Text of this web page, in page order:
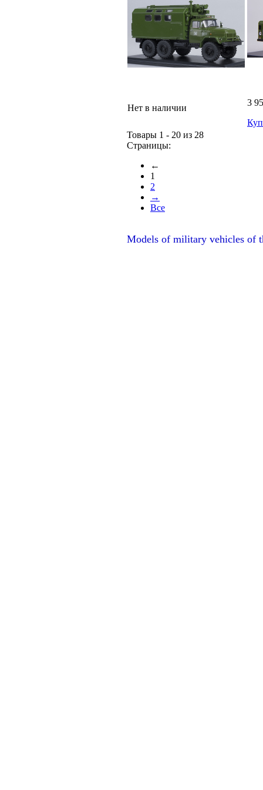
Нет в наличии
3
Товары 1 - 20 из 28
Страницы:
←
1
2
→
Все
Models of military vehicles of